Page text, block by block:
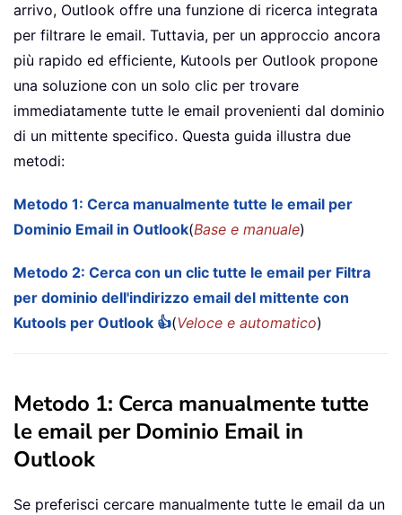
arrivo, Outlook offre una funzione di ricerca integrata
per filtrare le email. Tuttavia, per un approccio ancora
più rapido ed efficiente, Kutools per Outlook propone
una soluzione con un solo clic per trovare
immediatamente tutte le email provenienti dal dominio
di un mittente specifico. Questa guida illustra due
metodi:
Metodo 1: Cerca manualmente tutte le email per
Dominio Email in Outlook(Base e manuale)
Metodo 2: Cerca con un clic tutte le email per Filtra
per dominio dell'indirizzo email del mittente con
Kutools per Outlook 👍(Veloce e automatico)
Metodo 1: Cerca manualmente tutte
le email per Dominio Email in
Outlook
Se preferisci cercare manualmente tutte le email da un